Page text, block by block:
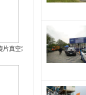
片真空泵哪家好|实惠的真空设